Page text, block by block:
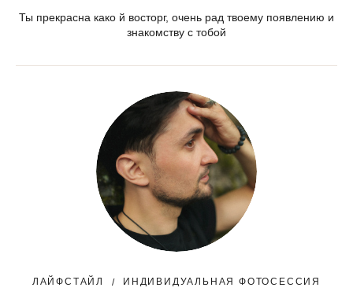
Ты прекрасна како й восторг, очень рад твоему появлению и
знакомству с тобой
ЛАЙФСТАЙЛ ИНДИВИДУАЛЬНАЯ ФОТОСЕССИЯ